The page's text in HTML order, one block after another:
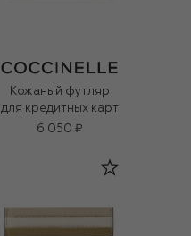
Кожаный футляр
для кредитных карт
6 050 ₽